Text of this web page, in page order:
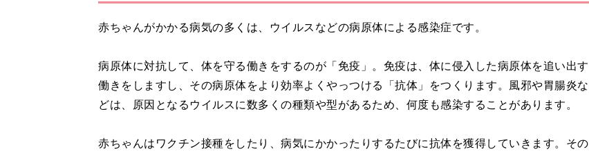
赤ちゃんがかかる病気の多くは、ウイルスなどの病原体による感染症です。
病原体に対抗して、体を守る働きをするのが「免疫」。免疫は、体に侵入した病原体を追い出す
働きをしますし、その病原体をより効率よくやっつける「抗体」をつくります。風邪や胃腸炎な
どは、原因となるウイルスに数多くの種類や型があるため、何度も感染することがあります。
赤ちゃんはワクチン接種をしたり、病気にかかったりするたびに抗体を獲得していきます。その